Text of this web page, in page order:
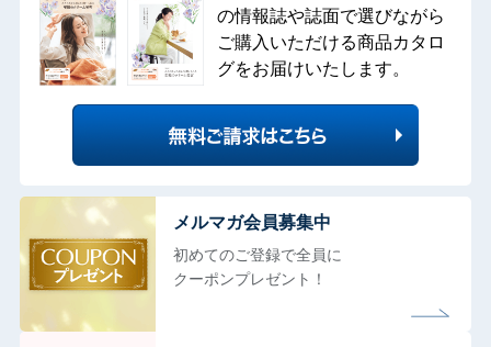
の情報誌や誌面で選びながら
ご購入いただける商品カタロ
グをお届けいたします。
メルマガ会員募集中
初めてのご登録で全員に
クーポンプレゼント！